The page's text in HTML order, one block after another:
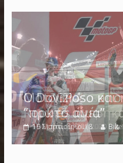
Ο Dovizioso
“πρώτο αίμα”
19 Μαρτίου, 2018